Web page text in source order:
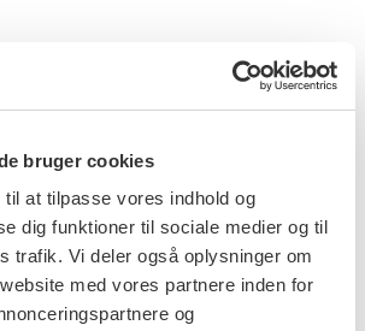
bruger cookies
at tilpasse vores indhold og
dig funktioner til sociale medier og til
trafik. Vi deler også oplysninger om
med vores partnere inden for
og
blandt unge danskere
en samlet forekomst af p-TMD på
viste resultaterne også, at der
som…